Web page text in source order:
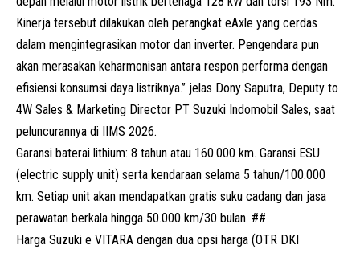
Kinerja tersebut dilakukan oleh perangkat eAxle yang cerdas
dalam mengintegrasikan motor dan inverter. Pengendara pun
akan merasakan keharmonisan antara respon performa dengan
efisiensi konsumsi daya listriknya.” jelas Dony Saputra, Deputy to
4W Sales & Marketing Director PT Suzuki Indomobil Sales, saat
peluncurannya di IIMS 2026.
Garansi baterai lithium: 8 tahun atau 160.000 km. Garansi ESU
(electric supply unit) serta kendaraan selama 5 tahun/100.000
km. Setiap unit akan mendapatkan gratis suku cadang dan jasa
perawatan berkala hingga 50.000 km/30 bulan. ##
Harga Suzuki e VITARA dengan dua opsi harga (OTR DKI